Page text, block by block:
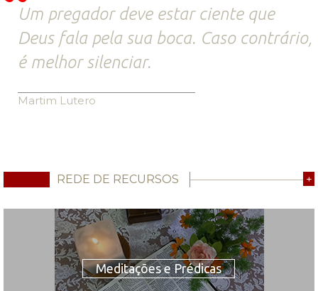
Um pregador deve estar ciente que
Deus fala pela sua boca. Caso contrário,
é melhor silenciar.
Martim Lutero
REDE DE RECURSOS +
Meditações e Prédicas